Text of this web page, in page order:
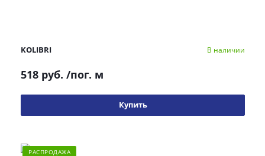
KOLIBRI В наличии
518 руб. /пог. м
Купить
РАСПРОДАЖА